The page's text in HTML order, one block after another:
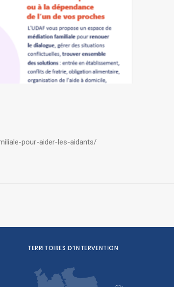
pour-aider-les-aidants/
TERRITOIRES D’INTERVENTION